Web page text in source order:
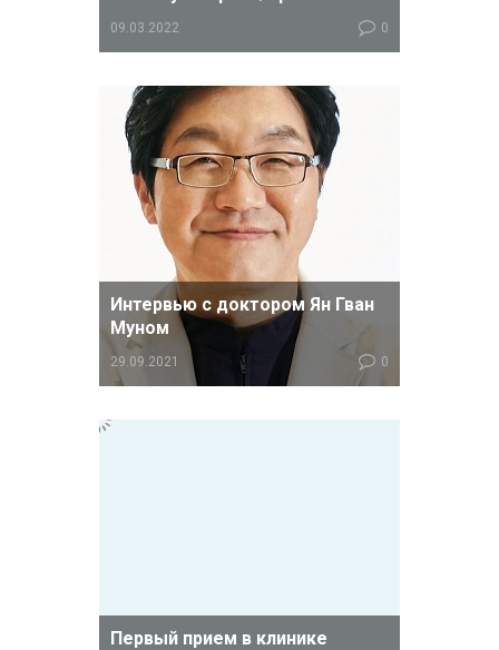
09.03.2022 0
Фертилити» (Maria Fertility) началась
в 1967 году, когда в районе
Синсольдон в Сеуле открылась
первая небольшая клиника
акушерства и гинекологии.
Интервью с доктором Ян Гван
Муном
29.09.2021 0
интервью с ведущим
Первый прием в клинике